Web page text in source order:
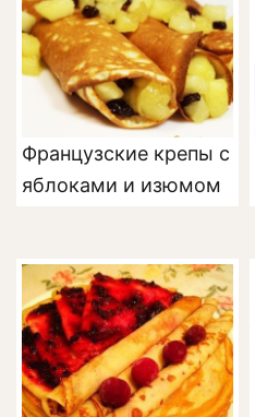
Французские крепы с
яблоками и изюмом